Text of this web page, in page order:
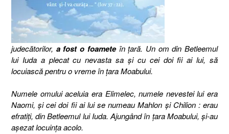
judecătorilor, a fost o foamete în ţară. Un om din Betleemul
lui Iuda a plecat cu nevasta sa şi cu cei doi fii ai lui, să
locuiască pentru o vreme în ţara Moabului.
Numele omului aceluia era Elimelec, numele nevestei lui era
Naomi, şi cei doi fii ai lui se numeau Mahlon şi Chilion : erau
efratiţi, din Betleemul lui Iuda.Ajungând în ţara Moabului, şi-au
aşezat locuinţa acolo.